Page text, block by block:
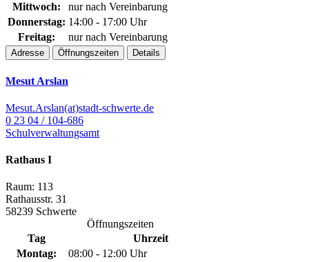
Mittwoch:
nur nach Vereinbarung
Donnerstag: 14:00 - 17:00 Uhr
Freitag:
nur nach Vereinbarung
Adresse Öffnungszeiten Details
Mesut Arslan
Mesut.Arslan(at)stadt-schwerte.de
0 23 04 / 104-686
Schulverwaltungsamt
Rathaus I
Raum: 113
Rathausstr. 31
58239 Schwerte
Öffnungszeiten
Tag
Uhrzeit
Montag:
08:00 - 12:00 Uhr